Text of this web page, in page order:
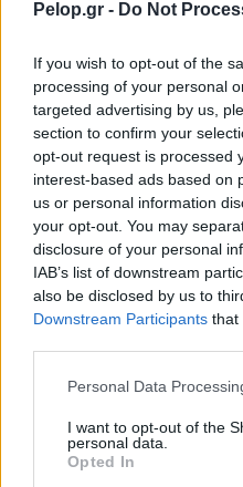
Pelop.gr - Do Not
If you wish to opt-out of the
processing of your personal
targeted advertising by us,
section to confirm your
opt-out request is processed
interest-based ads based on
us or personal information
your opt-out. You may
disclosure of your personal
IAB’s list of downstream
also be disclosed by us to
Downstream Participants that
Please note that this
not limited to your visit or
grant or deny consent to
use your data for below
Personal Data
I want to opt-out of the
personal data.
Opted In
Χρησιμοποιείς Google
Και όμως μπορούν να